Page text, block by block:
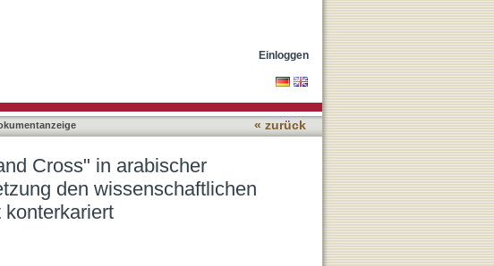
Welt konterkariert
Einloggen
« zurück
Cross" in arabischer
den wissenschaftlichen